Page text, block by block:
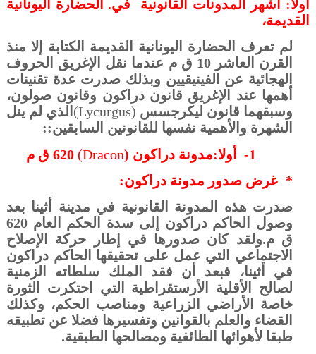
أولا: أشهر المدونات القانونية
في. الحضارة اليونانية
القديمة،
لم تعرف الحضارة اليونانية القديمة الكتابة إلا منذ
القرن العاشر 10 ق م عندما نقل الإغريق الحروف
الهجائية عن الفينيقيين وبذلك صدرت عدة تقنينات
أهمها عند الإغريق قانون دراكون وقانون صولون،
وسبقهما قانون ليكرجسس (Lycurgus) الذي لم ينل
الشهرة والأهمية نفسها للقانونين السابقين::
1-
أولا:مدونة دراكون ((Dracon 620 ق م
* غرض صدور مدونة دراكون:
صدرت هذه المدونة القانونية في مدينة أثينا بعد
وصول الحاكم دراكون إلى سدة الحكم العام 620
ق م.ولقد كان صدورها في إطار حركة الإصلاح
الاجتماعي التي عمل على تحقيقها الحاكم دراكون
في أثينا، فبعد أن فقد الملك سلطاته الزمنية
لصالح الأقلية الأرستقراطية التي احتكرت الثورة
خاصة الأراضي الزراعية ومناصب الحكم، وكذلك
القضاء والعلم بالقوانين وتفسيرها فضلا عن تطبيقه
طبقا لأهوائها الطائفية ومصالحها الطبقية.